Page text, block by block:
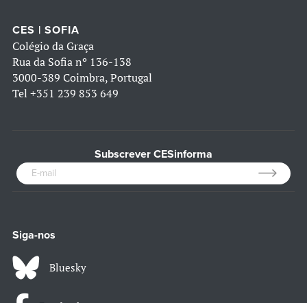
CES | SOFIA
Colégio da Graça
Rua da Sofia nº 136-138
3000-389 Coimbra, Portugal
Tel +351 239 853 649
Subscrever CESinforma
Siga-nos
Bluesky